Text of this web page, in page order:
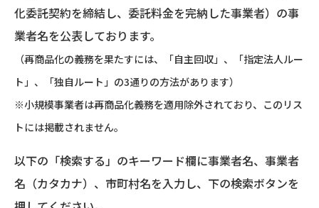
化委託契約を締結し、委託料金を完納した事業者）の事
業者名を公表しております。
（再商品化の義務を果たすには、「自主回収」、「指定法人ルー
ト」、「独自ルート」の3通りの方法があります）
※小規模事業者は再商品化義務を適用除外されており、このリス
トには掲載されません。
以下の「検索する」のキーワード欄に事業者名、事業者
名（カタカナ）、市町村名を入力し、下の検索ボタンを